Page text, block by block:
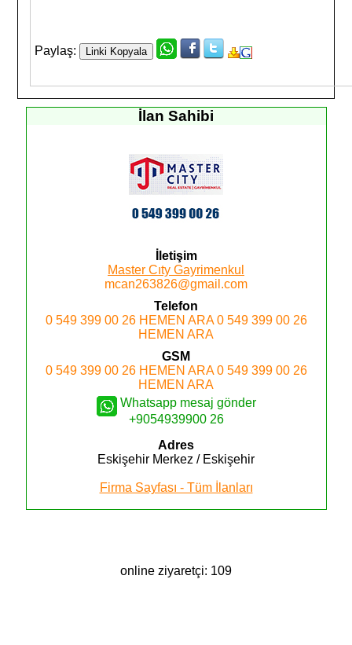
Paylaş:
İlan Sahibi
İletişim
Master Cıty Gayrimenkul
mcan263826@gmail.com
Telefon
0 549 399 00 26 HEMEN ARA 0 549 399 00 26
HEMEN ARA
GSM
0 549 399 00 26 HEMEN ARA 0 549 399 00 26
HEMEN ARA
Whatsapp mesaj gönder
+9054939900 26
Adres
Eskişehir Merkez / Eskişehir
Firma Sayfası - Tüm İlanları
online ziyaretçi: 109